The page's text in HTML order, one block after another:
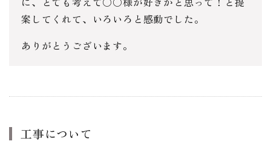
案してくれて、いろいろと感動でした。
ありがとうございます。
工事について